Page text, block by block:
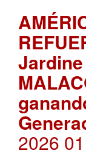
Jardine
2026